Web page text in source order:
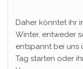
Daher könntet ihr
Winter, entweder
entspannt bei uns
Tag starten oder